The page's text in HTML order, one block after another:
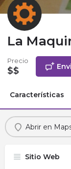
La
Precio
$$
Características
Abrir en
Sitio Web